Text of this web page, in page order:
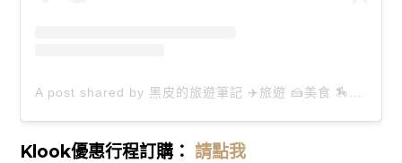
Klook優惠行程訂購： 請點我